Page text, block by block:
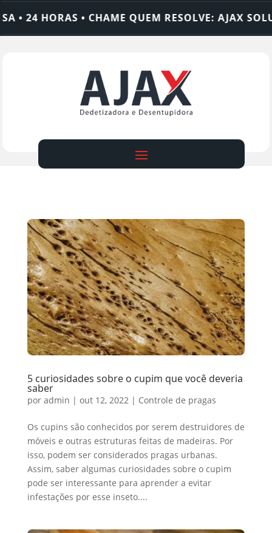
24 HORAS • CHAME QUEM RESOLVE: AJAX
5 curiosidades sobre o cupim que você deveria
saber
por admin | out 12, 2022 | Controle de pragas
Os cupins são conhecidos por serem destruidores de
móveis e outras estruturas feitas de madeiras. Por
isso, podem ser considerados pragas urbanas.
Assim, saber algumas curiosidades sobre o cupim
pode ser interessante para aprender a evitar
infestações por esse inseto....